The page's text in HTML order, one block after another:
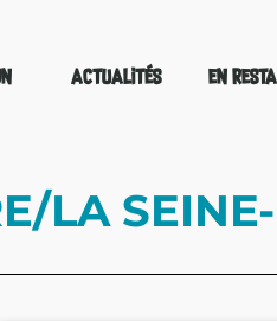
ACTUALITÉS EN
LA